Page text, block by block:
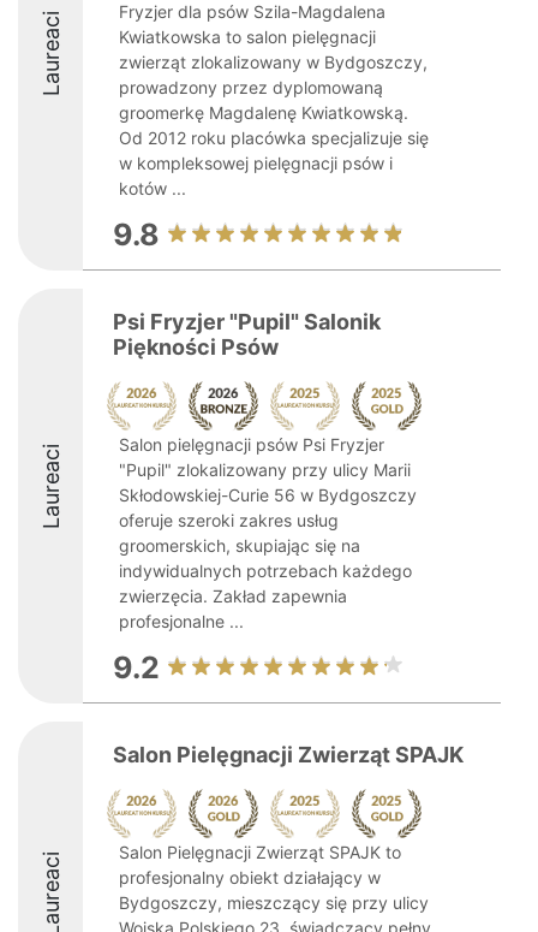
Laureaci
Fryzjer dla psów Szila-Magdalena
Kwiatkowska to salon pielęgnacji
zwierząt zlokalizowany w Bydgoszczy,
prowadzony przez dyplomowaną
groomerkę Magdalenę Kwiatkowską.
Od 2012 roku placówka specjalizuje się
w kompleksowej pielęgnacji psów i
kotów ...
9.8
Laureaci
Psi Fryzjer "Pupil" Salonik
Piękności Psów
Salon pielęgnacji psów Psi Fryzjer
"Pupil" zlokalizowany przy ulicy Marii
Skłodowskiej-Curie 56 w Bydgoszczy
oferuje szeroki zakres usług
groomerskich, skupiając się na
indywidualnych potrzebach każdego
zwierzęcia. Zakład zapewnia
profesjonalne ...
9.2
Laureaci
Salon Pielęgnacji Zwierząt SPAJK
Salon Pielęgnacji Zwierząt SPAJK to
profesjonalny obiekt działający w
Bydgoszczy, mieszczący się przy ulicy
Wojska Polskiego 23, świadczący pełny